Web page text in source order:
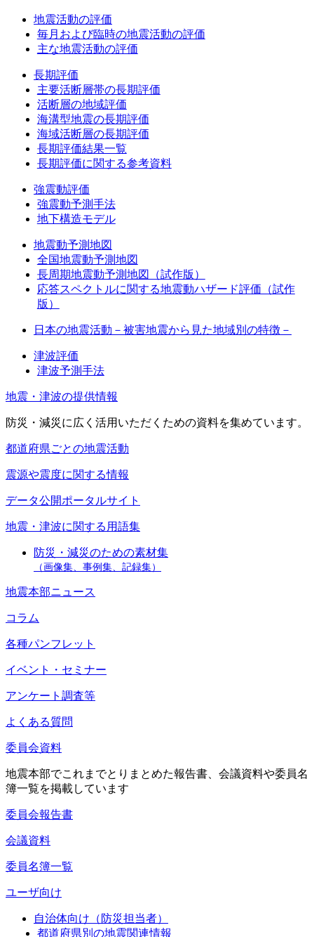
地震活動の評価
毎月および臨時の地震活動の評価
主な地震活動の評価
長期評価
主要活断層帯の長期評価
活断層の地域評価
海溝型地震の長期評価
海域活断層の長期評価
長期評価結果一覧
長期評価に関する参考資料
強震動評価
強震動予測手法
地下構造モデル
地震動予測地図
全国地震動予測地図
長周期地震動予測地図（試作版）
応答スペクトルに関する地震動ハザード評価（試作
版）
日本の地震活動－被害地震から見た地域別の特徴－
津波評価
津波予測手法
地震・津波の提供情報
防災・減災に広く活用いただくための資料を集めています。
都道府県ごとの地震活動
震源や震度に関する情報
データ公開ポータルサイト
地震・津波に関する用語集
防災・減災のための素材集
（画像集、事例集、記録集）
地震本部ニュース
コラム
各種パンフレット
イベント・セミナー
アンケート調査等
よくある質問
委員会資料
地震本部でこれまでとりまとめた報告書、会議資料や委員名
簿一覧を掲載しています
委員会報告書
会議資料
委員名簿一覧
ユーザ向け
自治体向け（防災担当者）
都道府県別の地震関連情報